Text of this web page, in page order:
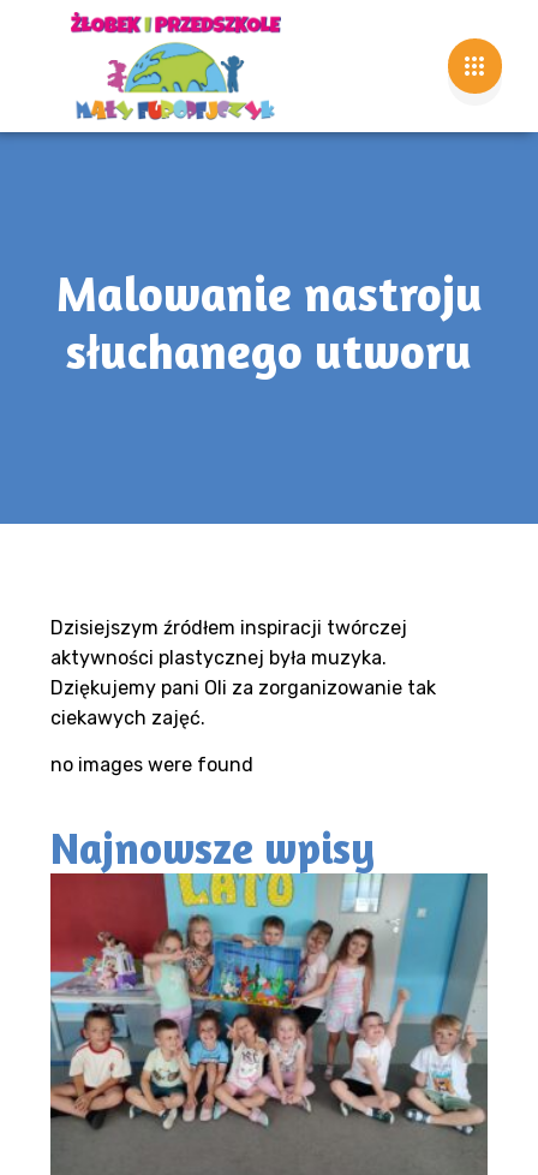
Malowanie nastroju
słuchanego utworu
Dzisiejszym źródłem inspiracji twórczej
aktywności plastycznej była muzyka.
Dziękujemy pani Oli za zorganizowanie tak
ciekawych zajęć.
no images were found
Najnowsze wpisy